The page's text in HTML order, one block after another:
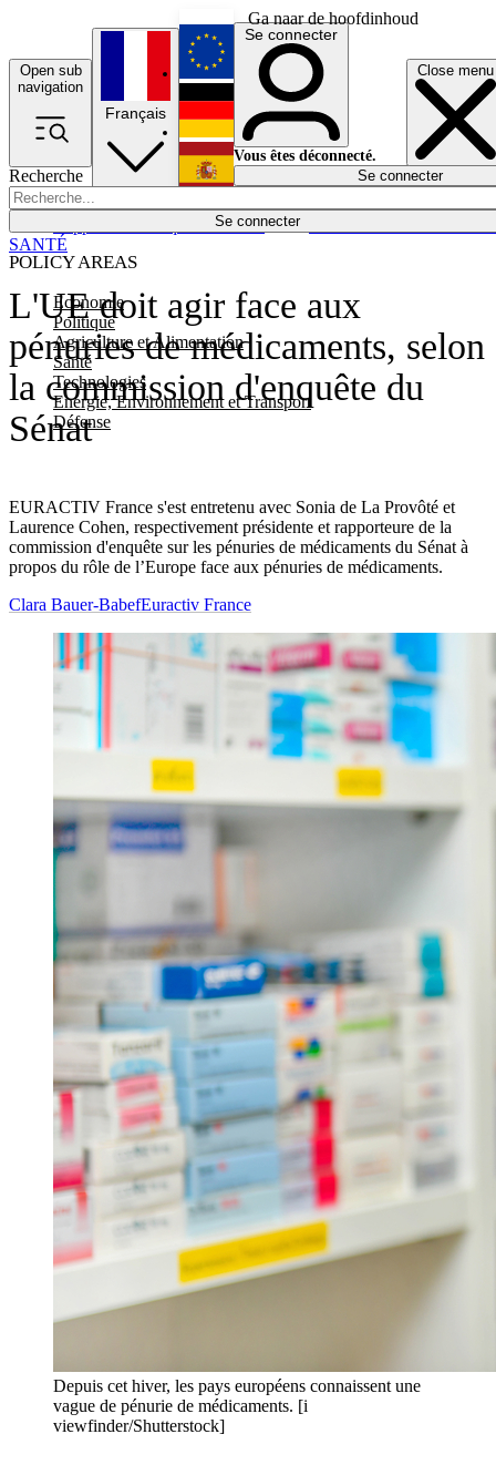
Ga naar de hoofdinhoud
Open sub
navigation
Close menu
Recherche
Se connecter
POLICY AREAS
Economie
Politique
Agriculture et Alimentation
Santé
Technologies
Energie, Environnement et Transport
Défense
Économie
Français
English
Deutsch
Español
Se connecter
Vous êtes déconnecté.
Se connecter
L'UE doit agir face aux
pénuries de médicaments, selon
la commission d'enquête du
Sénat
EURACTIV France s'est entretenu avec Sonia de La Provôté et
Laurence Cohen, respectivement présidente et rapporteure de la
commission d'enquête sur les pénuries de médicaments du Sénat à
propos du rôle de l’Europe face aux pénuries de médicaments.
SANTÉ
Clara Bauer-BabefEuractiv France
Depuis cet hiver, les pays européens connaissent une
vague de pénurie de médicaments. [i
viewfinder/Shutterstock]